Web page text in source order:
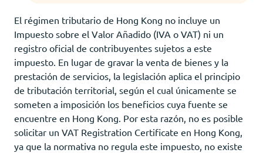
El régimen tributario de Hong Kong no incluye un
Impuesto sobre el Valor Añadido (IVA o VAT) ni un
registro oficial de contribuyentes sujetos a este
impuesto. En lugar de gravar la venta de bienes y la
prestación de servicios, la legislación aplica el principio
de tributación territorial, según el cual únicamente se
someten a imposición los beneficios cuya fuente se
encuentre en Hong Kong. Por esta razón, no es posible
solicitar un VAT Registration Certificate en Hong Kong,
ya que la normativa no regula este impuesto, no existe